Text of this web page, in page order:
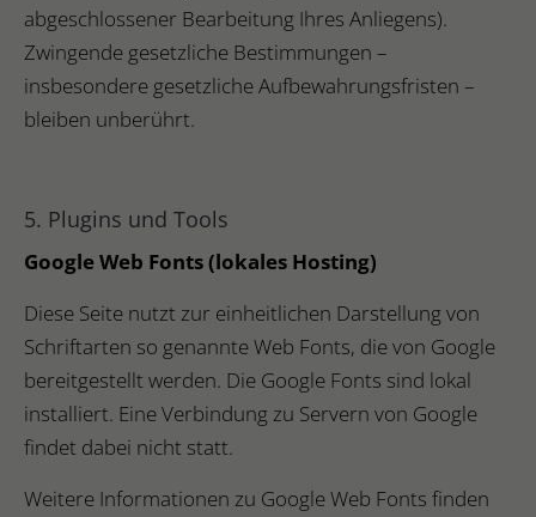
abgeschlossener Bearbeitung Ihres Anliegens).
Zwingende gesetzliche Bestimmungen –
insbesondere gesetzliche Aufbewahrungsfristen –
bleiben unberührt.
5. Plugins und Tools
Google Web Fonts (lokales Hosting)
Diese Seite nutzt zur einheitlichen Darstellung von
Schriftarten so genannte Web Fonts, die von Google
bereitgestellt werden. Die Google Fonts sind lokal
installiert. Eine Verbindung zu Servern von Google
findet dabei nicht statt.
Weitere Informationen zu Google Web Fonts finden